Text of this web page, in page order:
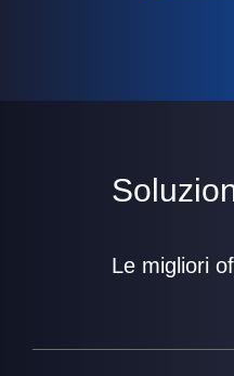
Le migliori